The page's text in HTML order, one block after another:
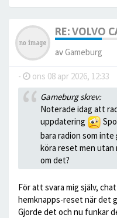
RE: VOLVO
avGameburg
- ons 08 apr 2026, 12:33
Gameburg skrev:
Noterade idag att
uppdatering
bara radion som
köra reset men utan
om det?
För att svara mig själv,
hemknapps-reset när det
Gjorde det och nu funkar